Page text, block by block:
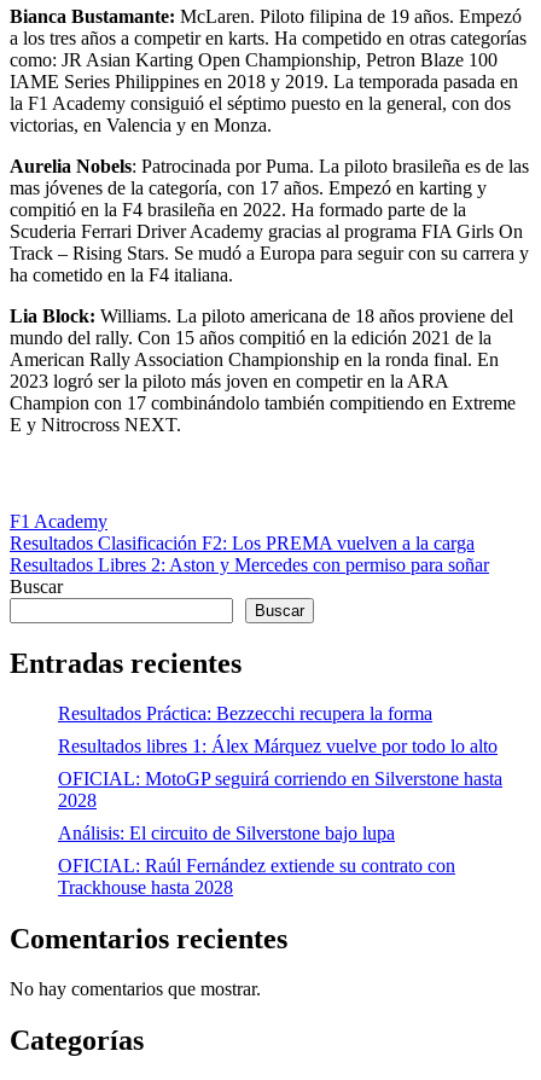
Bianca Bustamante: McLaren. Piloto filipina de 19 años. Empezó
a los tres años a competir en karts. Ha competido en otras categorías
como: JR Asian Karting Open Championship, Petron Blaze 100
IAME Series Philippines en 2018 y 2019. La temporada pasada en
la F1 Academy consiguió el séptimo puesto en la general, con dos
victorias, en Valencia y en Monza.
Aurelia Nobels: Patrocinada por Puma. La piloto brasileña es de las
mas jóvenes de la categoría, con 17 años. Empezó en karting y
compitió en la F4 brasileña en 2022. Ha formado parte de la
Scuderia Ferrari Driver Academy gracias al programa FIA Girls On
Track – Rising Stars. Se mudó a Europa para seguir con su carrera y
ha cometido en la F4 italiana.
Lia Block: Williams. La piloto americana de 18 años proviene del
mundo del rally. Con 15 años compitió en la edición 2021 de la
American Rally Association Championship en la ronda final. En
2023 logró ser la piloto más joven en competir en la ARA
Champion con 17 combinándolo también compitiendo en Extreme
E y Nitrocross NEXT.
Categorías
F1 Academy
Navegación
de
Anterior
Resultados Clasificación F2: Los PREMA vuelven a la carga
Siguiente
Resultados Libres 2: Aston y Mercedes con permiso para soñar
Buscar
Buscar
Entradas recientes
Resultados Práctica: Bezzecchi recupera la forma
Resultados libres 1: Álex Márquez vuelve por todo lo alto
OFICIAL: MotoGP seguirá corriendo en Silverstone hasta
2028
Análisis: El circuito de Silverstone bajo lupa
OFICIAL: Raúl Fernández extiende su contrato con
Trackhouse hasta 2028
Comentarios recientes
No hay comentarios que mostrar.
Categorías